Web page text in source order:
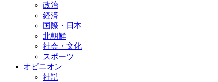
政治
経済
国際・日本
北朝鮮
社会・文化
スポーツ
オピニオン
社説